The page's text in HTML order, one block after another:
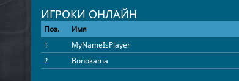
ИГРОКИ ОНЛАЙН
Поз. Имя
1
MyNameIsPlayer
2
Bonokama